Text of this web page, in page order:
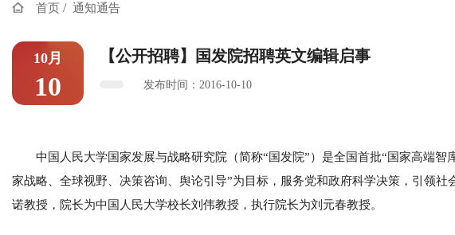
首页 / 通知通告
10月
10
【公开招聘】国发院招聘英文编辑启事
发布时间：2016-10-10
中国人民大学国家发展与战略研究院（简称“国发院”）是全国首批“国家高端智
家战略、全球视野、决策咨询、舆论引导”为目标，服务党和政府科学决策，引领
诺教授，院长为中国人民大学校长刘伟教授，执行院长为刘元春教授。